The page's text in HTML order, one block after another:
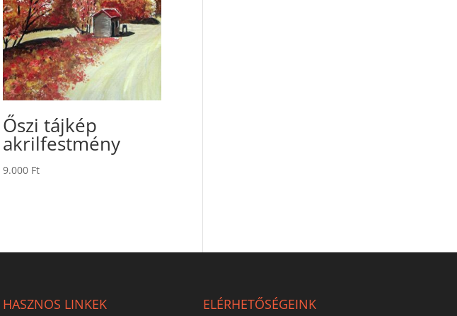
Őszi tájkép
akrilfestmény
9.000 Ft
HASZNOS LINKEK ELÉRHETŐSÉGEINK